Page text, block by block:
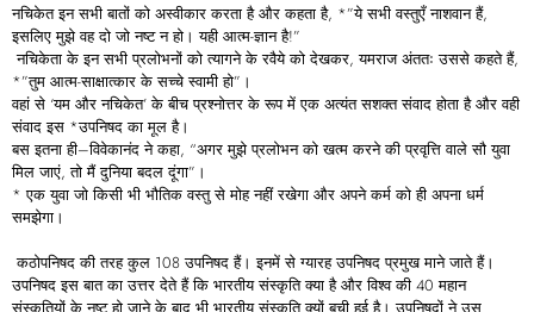
नचिकेत इन सभी बातों को अस्वीकार करता है और कहता है, *”ये सभी वस्तुएँ नाशवान हैं,
इसलिए मुझे वह दो जो नष्ट न हो। यही आत्म-ज्ञान है!”
नचिकेता के इन सभी प्रलोभनों को त्यागने के रवैये को देखकर, यमराज अंततः उससे कहते हैं,
*”तुम आत्म-साक्षात्कार के सच्चे स्वामी हो”।
वहां से ‘यम और नचिकेत’ के बीच प्रश्नोत्तर के रूप में एक अत्यंत सशक्त संवाद होता है और वही
संवाद इस *उपनिषद का मूल है।
बस इतना ही–विवेकानंद ने कहा, “अगर मुझे प्रलोभन को खत्म करने की प्रवृत्ति वाले सौ युवा
मिल जाएं, तो मैं दुनिया बदल दूंगा”।
* एक युवा जो किसी भी भौतिक वस्तु से मोह नहीं रखेगा और अपने कर्म को ही अपना धर्म
समझेगा।
कठोपनिषद की तरह कुल 108 उपनिषद हैं। इनमें से ग्यारह उपनिषद प्रमुख माने जाते हैं।
उपनिषद इस बात का उत्तर देते हैं कि भारतीय संस्कृति क्या है और विश्व की 40 महान